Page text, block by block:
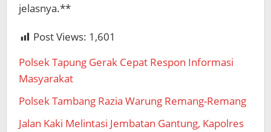
jelasnya.**
Post Views: 1,601
Polsek Tapung Gerak Cepat Respon Informasi
Masyarakat
Polsek Tambang Razia Warung Remang-Remang
Jalan Kaki Melintasi Jembatan Gantung, Kapolres